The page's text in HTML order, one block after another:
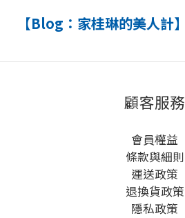
【Blog：家桂琳的美人計】
顧客服務
會員權益
條款與細則
運送政策
退換貨政策
隱私政策